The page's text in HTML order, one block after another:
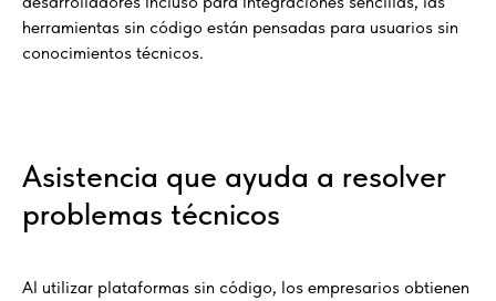
herramientas sin código están pensadas para usuarios sin
conocimientos técnicos.
Asistencia que ayuda a resolver
problemas técnicos
Al utilizar plataformas sin código, los empresarios obtienen